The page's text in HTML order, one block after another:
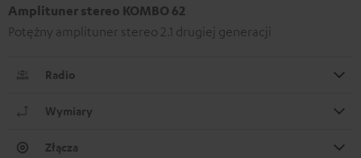
Amplituner stereo KOMBO 62
Potężny amplituner stereo 2.1 drugiej generacji
Radio
Wymiary
Złącza